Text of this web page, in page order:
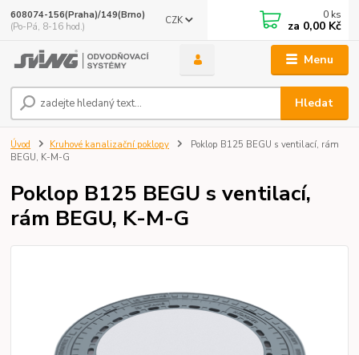
Menu
CZK
Hledat
608074-156(Praha)/149(Brno)
(Po-Pá, 8-16 hod.)
0 ks
za 0,00 Kč
Úvod Kruhové kanalizační poklopy
Poklop B125 BEGU s ventilací, rám
BEGU, K-M-G
Poklop B125 BEGU s ventilací,
rám BEGU, K-M-G